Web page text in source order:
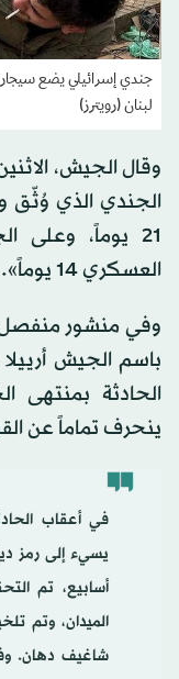
جندي إسرائيلي يضع
لبنان (رويترز)
وقال الجيش،
الجندي الذي وُثّق
21 يوماً،
العسكري 14 يوماً».
وفي منشور
باسم الجيش
الحادثة بمنتهى
ينحرف تماماً عن
في أعقاب
يسيء إلى رمز
أسابيع، تم
شاغيف دهان.